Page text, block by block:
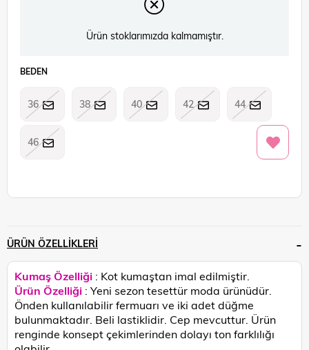
Ürün stoklarımızda kalmamıştır.
BEDEN
36 38 40 42 44
46
ÜRÜN ÖZELLIKLERI
Kumaş Özelliği : Kot kumaştan imal edilmiştir.
Ürün Özelliği : Yeni sezon tesettür moda ürünüdür.
Önden kullanılabilir fermuarı ve iki adet düğme
bulunmaktadır. Beli lastiklidir. Cep mevcuttur. Ürün
renginde konsept çekimlerinden dolayı ton farklılığı